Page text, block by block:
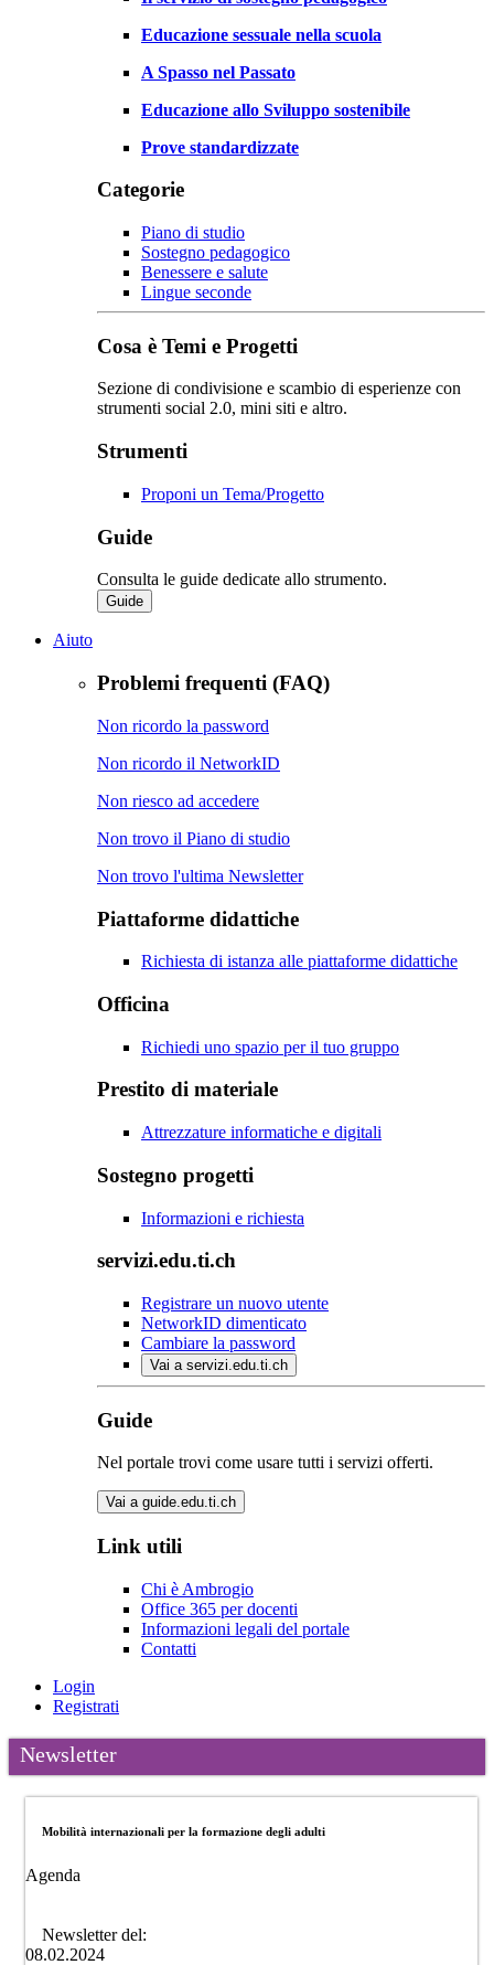
Educazione sessuale nella scuola
A Spasso nel Passato
Educazione allo Sviluppo sostenibile
Prove standardizzate
Categorie
Piano di studio
Sostegno pedagogico
Benessere e salute
Lingue seconde
Cosa è Temi e Progetti
Sezione di condivisione e scambio di esperienze con
strumenti social 2.0, mini siti e altro.
Strumenti
Proponi un Tema/Progetto
Guide
Consulta le guide dedicate allo strumento.
Guide
Aiuto
Problemi frequenti (FAQ)
Non ricordo la password
Non ricordo il NetworkID
Non riesco ad accedere
Non trovo il Piano di studio
Non trovo l'ultima Newsletter
Piattaforme didattiche
Richiesta di istanza alle piattaforme didattiche
Officina
Richiedi uno spazio per il tuo gruppo
Prestito di materiale
Attrezzature informatiche e digitali
Sostegno progetti
Informazioni e richiesta
servizi.edu.ti.ch
Registrare un nuovo utente
NetworkID dimenticato
Cambiare la password
Vai a servizi.edu.ti.ch
Guide
Nel portale trovi come usare tutti i servizi offerti.
Vai a guide.edu.ti.ch
Link utili
Chi è Ambrogio
Office 365 per docenti
Informazioni legali del portale
Contatti
Login
Registrati
Newsletter
Mobilità internazionali per la formazione degli adulti
Agenda
Newsletter del:
08.02.2024